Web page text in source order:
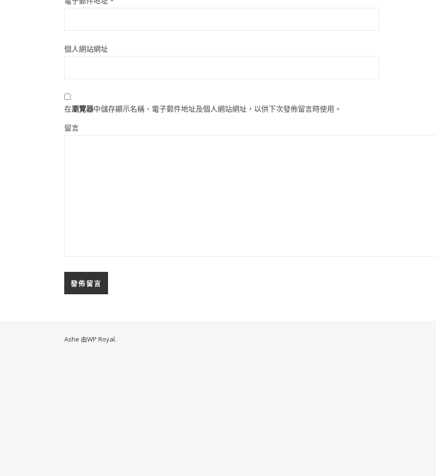
個人網站網址
在瀏覽器中儲存顯示名稱、電子郵件地址及個人網站網址，以供下次發佈留言時使用。
留言
Ashe 由WP Royal.